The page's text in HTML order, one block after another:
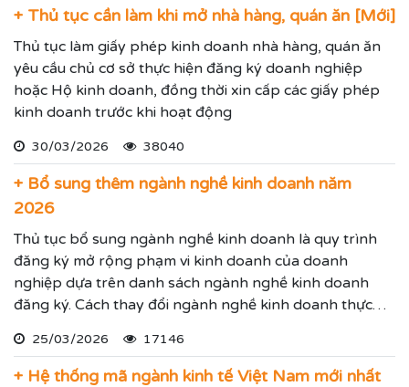
+ Thủ tục cần làm khi mở nhà hàng, quán ăn [Mới]
Thủ tục làm giấy phép kinh doanh nhà hàng, quán ăn
yêu cầu chủ cơ sở thực hiện đăng ký doanh nghiệp
hoặc Hộ kinh doanh, đồng thời xin cấp các giấy phép
kinh doanh trước khi hoạt động
30/03/2026 38040
+ Bổ sung thêm ngành nghề kinh doanh năm
2026
Thủ tục bổ sung ngành nghề kinh doanh là quy trình
đăng ký mở rộng phạm vi kinh doanh của doanh
nghiệp dựa trên danh sách ngành nghề kinh doanh
đăng ký. Cách thay đổi ngành nghề kinh doanh thực
25/03/2026 17146
+ Hệ thống mã ngành kinh tế Việt Nam mới nhất